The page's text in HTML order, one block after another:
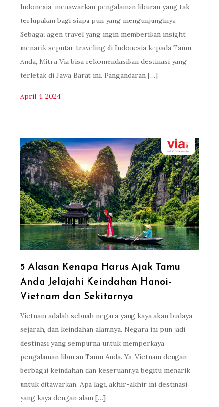
Indonesia, menawarkan pengalaman liburan yang tak
terlupakan bagi siapa pun yang mengunjunginya.
Sebagai agen travel yang ingin memberikan insight
menarik seputar traveling di Indonesia kepada Tamu
Anda, Mitra Via bisa rekomendasikan destinasi yang
terletak di Jawa Barat ini. Pangandaran […]
April 4, 2024
5 Alasan Kenapa Harus Ajak Tamu
Anda Jelajahi Keindahan Hanoi-
Vietnam dan Sekitarnya
Vietnam adalah sebuah negara yang kaya akan budaya,
sejarah, dan keindahan alamnya. Negara ini pun jadi
destinasi yang sempurna untuk memperkaya
pengalaman liburan Tamu Anda. Ya, Vietnam dengan
berbagai keindahan dan keseruannya begitu menarik
untuk ditawarkan. Apa lagi, akhir-akhir ini destinasi
yang kaya dengan alam […]